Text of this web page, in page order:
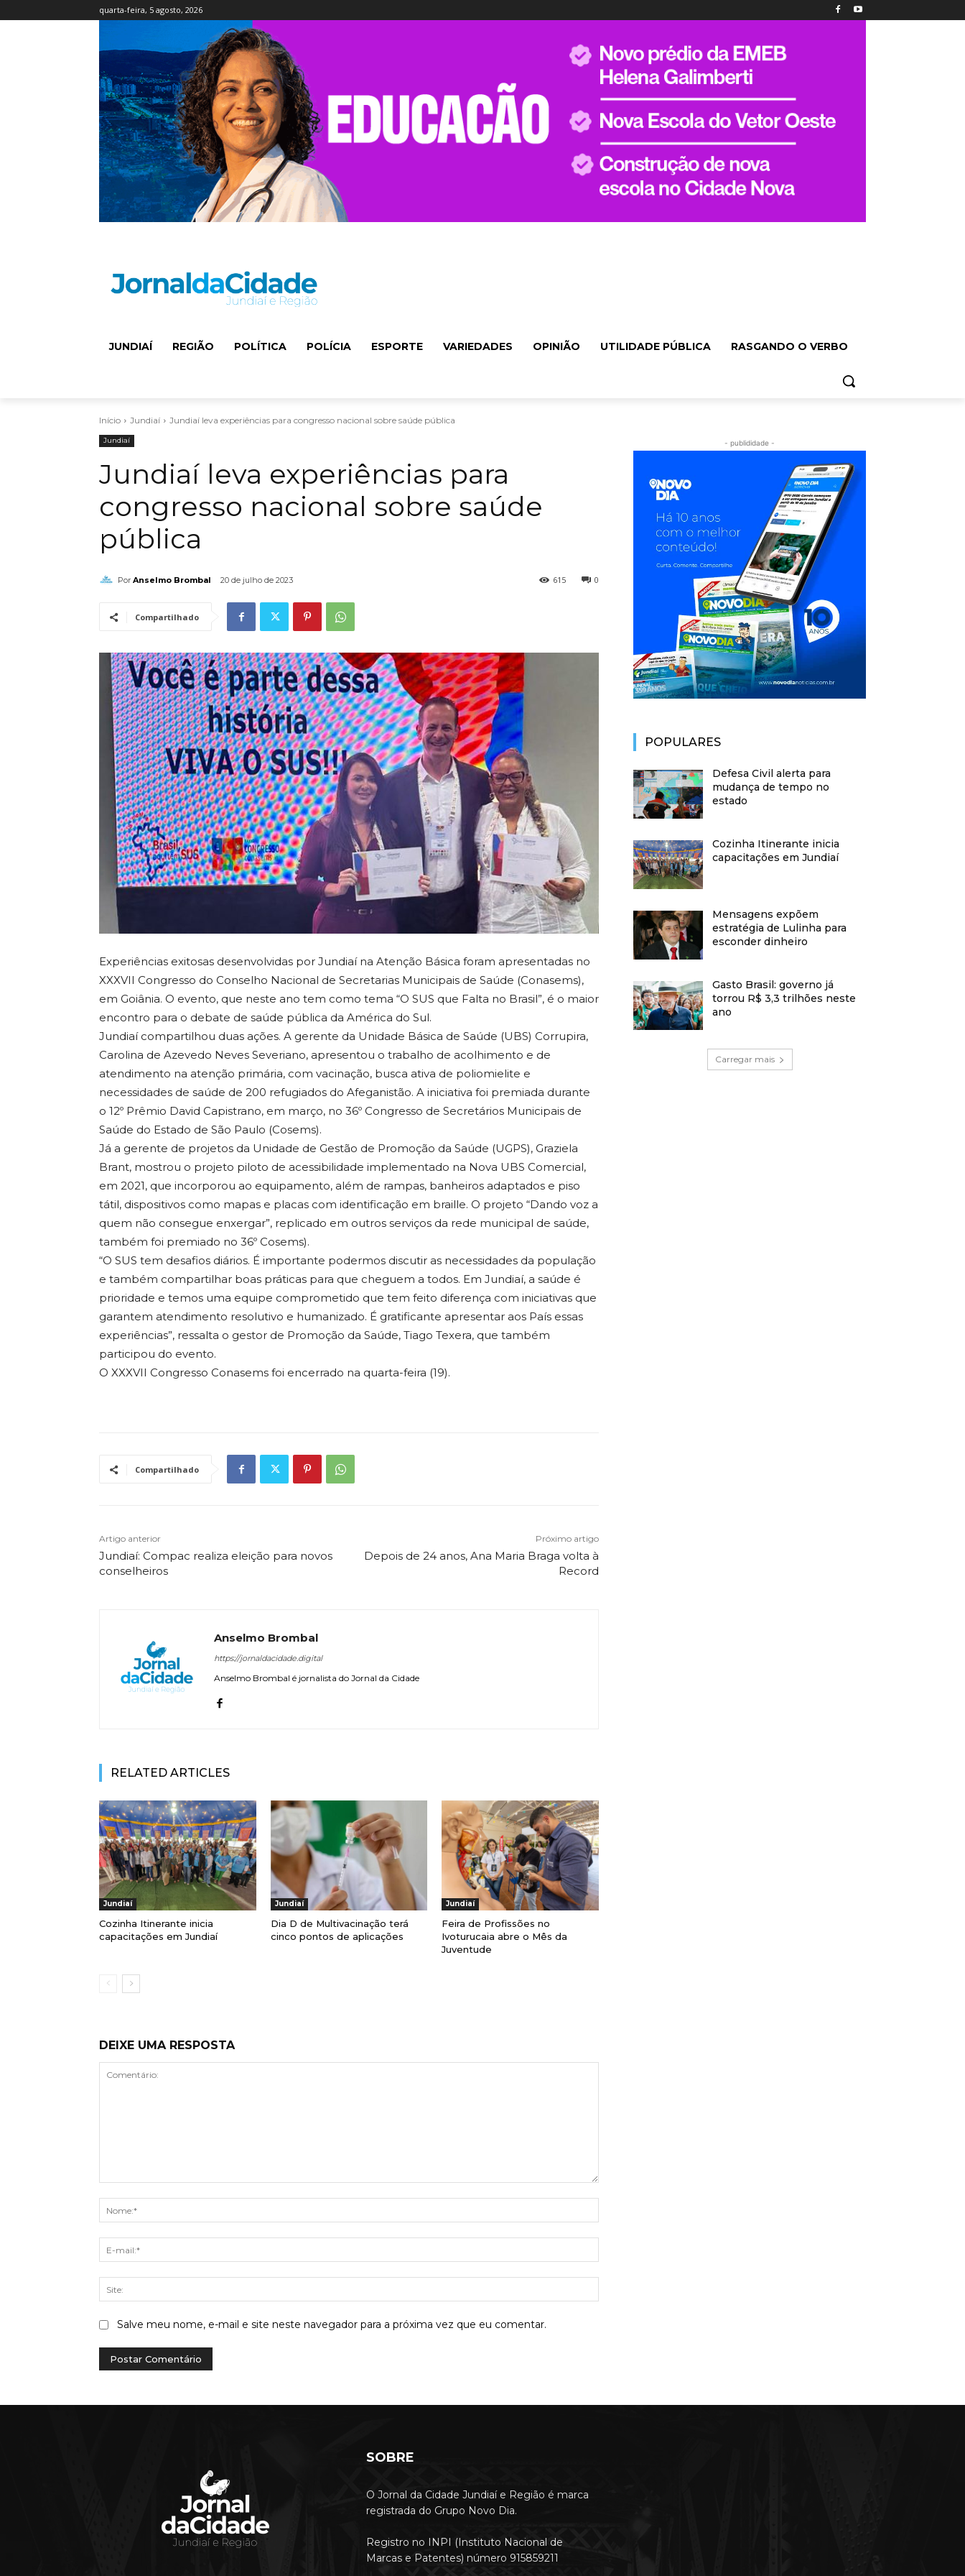
quarta-feira, 5 agosto, 2026
JUNDIAÍ REGIÃO POLÍTICA POLÍCIA ESPORTE VARIEDADES OPINIÃO UTILIDADE PÚBLICA RASGANDO O VERBO
Início Jundiaí Jundiaí leva experiências para congresso nacional sobre saúde pública
Jundiaí
Jundiaí leva experiências para
congresso nacional sobre saúde
pública
Por Anselmo Brombal 20 de julho de 2023 0
615
Compartilhado
Experiências exitosas desenvolvidas por Jundiaí na Atenção Básica foram apresentadas no
XXXVII Congresso do Conselho Nacional de Secretarias Municipais de Saúde (Conasems),
em Goiânia. O evento, que neste ano tem como tema “O SUS que Falta no Brasil”, é o maior
encontro para o debate de saúde pública da América do Sul.
Jundiaí compartilhou duas ações. A gerente da Unidade Básica de Saúde (UBS) Corrupira,
Carolina de Azevedo Neves Severiano, apresentou o trabalho de acolhimento e de
atendimento na atenção primária, com vacinação, busca ativa de poliomielite e
necessidades de saúde de 200 refugiados do Afeganistão. A iniciativa foi premiada durante
o 12º Prêmio David Capistrano, em março, no 36º Congresso de Secretários Municipais de
Saúde do Estado de São Paulo (Cosems).
Já a gerente de projetos da Unidade de Gestão de Promoção da Saúde (UGPS), Graziela
Brant, mostrou o projeto piloto de acessibilidade implementado na Nova UBS Comercial,
em 2021, que incorporou ao equipamento, além de rampas, banheiros adaptados e piso
tátil, dispositivos como mapas e placas com identificação em braille. O projeto “Dando voz a
quem não consegue enxergar”, replicado em outros serviços da rede municipal de saúde,
também foi premiado no 36º Cosems).
“O SUS tem desafios diários. É importante podermos discutir as necessidades da população
e também compartilhar boas práticas para que cheguem a todos. Em Jundiaí, a saúde é
prioridade e temos uma equipe comprometido que tem feito diferença com iniciativas que
garantem atendimento resolutivo e humanizado. É gratificante apresentar aos País essas
experiências”, ressalta o gestor de Promoção da Saúde, Tiago Texera, que também
participou do evento.
O XXXVII Congresso Conasems foi encerrado na quarta-feira (19).
Compartilhado
Artigo anterior
Jundiaí: Compac realiza eleição para novos
conselheiros
Próximo artigo
Depois de 24 anos, Ana Maria Braga volta à
Record
Anselmo Brombal
https://jornaldacidade.digital
Anselmo Brombal é jornalista do Jornal da Cidade
RELATED ARTICLES
Jundiaí
Cozinha Itinerante inicia
capacitações em Jundiaí
Jundiaí
Dia D de Multivacinação terá
cinco pontos de aplicações
Jundiaí
Feira de Profissões no
Ivoturucaia abre o Mês da
Juventude
DEIXE UMA RESPOSTA
mail:*
Salve meu nome, e-mail e site neste navegador para a próxima vez que eu comentar.
- publididade -
POPULARES
Defesa Civil alerta para
mudança de tempo no
estado
Cozinha Itinerante inicia
capacitações em Jundiaí
Mensagens expõem
estratégia de Lulinha para
esconder dinheiro
Gasto Brasil: governo já
torrou R$ 3,3 trilhões neste
ano
Carregar mais
SOBRE
O Jornal da Cidade Jundiaí e Região é marca
registrada do Grupo Novo Dia.
Registro no INPI (Instituto Nacional de
Marcas e Patentes) número 915859211